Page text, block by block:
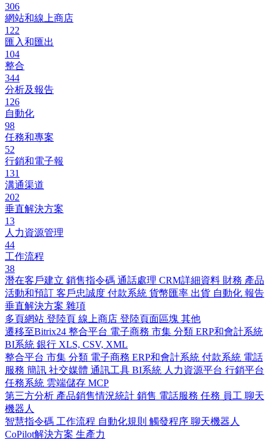
306
網站和線上商店
122
匯入和匯出
104
整合
344
分析及報告
126
自動化
98
任務和專案
52
行銷和電子報
131
溝通渠道
202
垂直解決方案
13
人力資源管理
44
工作流程
38
潛在客戶建立 銷售指令碼 通話處理 CRM詳細資料 財務 產品
活動和預訂 客戶忠誠度 付款系統 貨幣匯率 出貨 自動化 報告
垂直解決方案 雜項
多頁網站 登陸頁 線上商店 登陸頁面區塊 其他
遷移至Bitrix24 整合平台 電子商務 市集 分類 ERP和會計系統
BI系統 銀行 XLS, CSV, XML
整合平台 市集 分類 電子商務 ERP和會計系統 付款系統 電話
服務 簡訊 社交媒體 通訊工具 BI系統 人力資源平台 行銷平台
任務系統 雲端儲存 MCP
第三方分析 產品銷售情況統計 銷售 電話服務 任務 員工 聊天
機器人
智慧指令碼 工作流程 自動化規則 觸發程序 聊天機器人
CoPilot解決方案 生產力